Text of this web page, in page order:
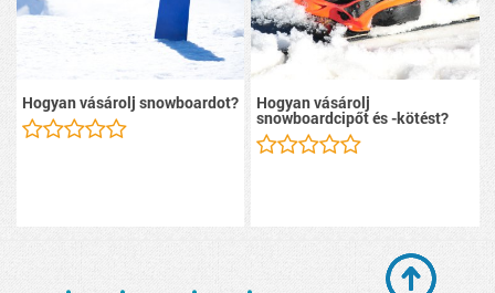
Hogyan vásárolj snowboardot? Hogyan vásárolj
snowboardcipőt és -kötést?